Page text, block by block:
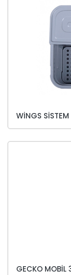
GECKO MOBIL